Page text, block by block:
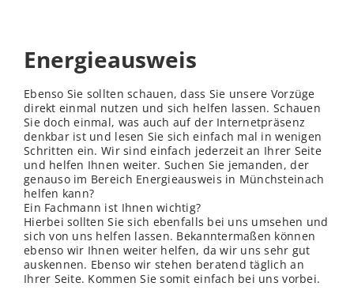
Energieausweis
Ebenso Sie sollten schauen, dass Sie unsere Vorzüge
direkt einmal nutzen und sich helfen lassen. Schauen
Sie doch einmal, was auch auf der Internetpräsenz
denkbar ist und lesen Sie sich einfach mal in wenigen
Schritten ein. Wir sind einfach jederzeit an Ihrer Seite
und helfen Ihnen weiter. Suchen Sie jemanden, der
genauso im Bereich Energieausweis in Münchsteinach
helfen kann?
Ein Fachmann ist Ihnen wichtig?
Hierbei sollten Sie sich ebenfalls bei uns umsehen und
sich von uns helfen lassen. Bekanntermaßen können
ebenso wir Ihnen weiter helfen, da wir uns sehr gut
auskennen. Ebenso wir stehen beratend täglich an
Ihrer Seite. Kommen Sie somit einfach bei uns vorbei.